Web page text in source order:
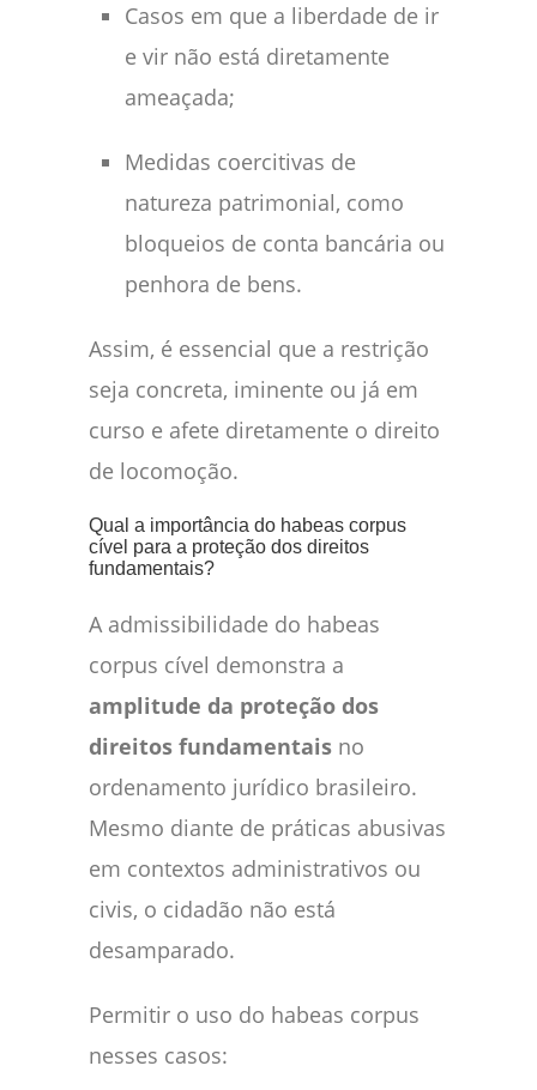
Casos em que a liberdade de ir
e vir não está diretamente
ameaçada;
Medidas coercitivas de
natureza patrimonial, como
bloqueios de conta bancária ou
penhora de bens.
Assim, é essencial que a restrição
seja concreta, iminente ou já em
curso e afete diretamente o direito
de locomoção.
Qual a importância do habeas corpus
cível para a proteção dos direitos
fundamentais?
A admissibilidade do habeas
corpus cível demonstra a
amplitude da proteção dos
direitos fundamentais no
ordenamento jurídico brasileiro.
Mesmo diante de práticas abusivas
em contextos administrativos ou
civis, o cidadão não está
desamparado.
Permitir o uso do habeas corpus
nesses casos: